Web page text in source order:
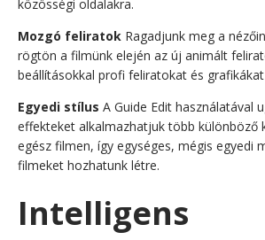
közösségi oldalakra.
Mozgó feliratok Ragadjunk meg a
rögtön a filmünk elején az új animált
beállításokkal profi feliratokat és
Egyedi stílus A Guide Edit használatával
effekteket alkalmazhatjuk több különböző
egész filmen, így egységes, mégis egyedi
filmeket hozhatunk létre.
Intelligens